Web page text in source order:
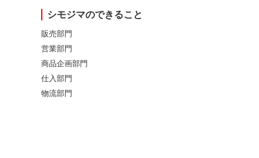
シモジマのできること
販売部門
営業部門
商品企画部門
仕入部門
物流部門